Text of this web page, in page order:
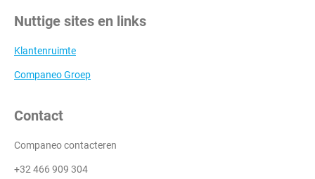
Nuttige sites en links
Klantenruimte
Companeo Groep
Contact
Companeo contacteren
+32 466 909 304